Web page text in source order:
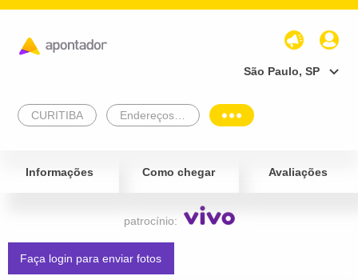
São Paulo, SP
CURITIBA
Informações Como chegar Avaliações
patrocínio:
Faça login para enviar fotos